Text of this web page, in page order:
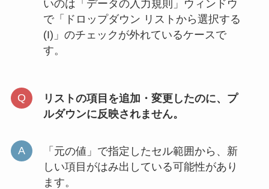
いのは「データの入力規則」ウィンドウ
で「ドロップダウン リストから選択する
(I)」のチェックが外れているケースで
す。
リストの項目を追加・変更したのに、プ
ルダウンに反映されません。
「元の値」で指定したセル範囲から、新
しい項目がはみ出している可能性があり
ます。